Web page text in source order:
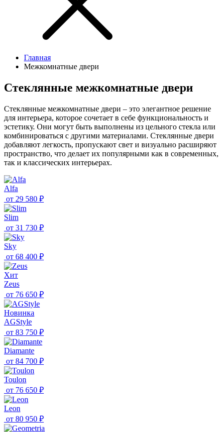
Главная
Межкомнатные двери
Стеклянные межкомнатные двери
Стеклянные межкомнатные двери – это элегантное решение
для интерьера, которое сочетает в себе функциональность и
эстетику. Они могут быть выполнены из цельного стекла или
комбинироваться с другими материалами. Стеклянные двери
добавляют легкость, пропускают свет и визуально расширяют
пространство, что делает их популярными как в современных,
так и классических интерьерах.
Alfa
от 29 580 ₽
Slim
от 31 730 ₽
Sky
от 68 400 ₽
Хит
Zeus
от 76 650 ₽
Новинка
AGStyle
от 83 750 ₽
Diamante
от 84 700 ₽
Toulon
от 76 650 ₽
Leon
от 80 950 ₽